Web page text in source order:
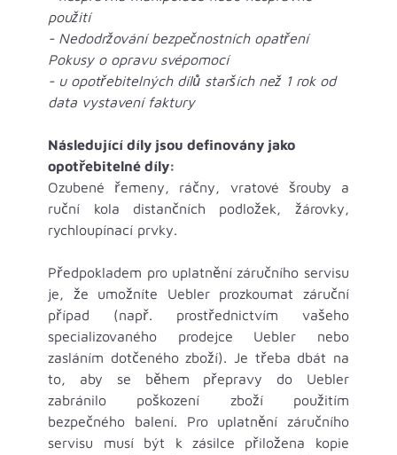
použití
- Nedodržování bezpečnostních opatření
Pokusy o opravu svépomocí
- u opotřebitelných dílů starších než 1 rok od
data vystavení faktury
Následující díly jsou definovány jako
opotřebitelné díly:
Ozubené řemeny, ráčny, vratové šrouby a
ruční kola distančních podložek, žárovky,
rychloupínací prvky.
Předpokladem pro uplatnění záručního servisu
je, že umožníte Uebler prozkoumat záruční
případ (např. prostřednictvím vašeho
specializovaného prodejce Uebler nebo
zasláním dotčeného zboží). Je třeba dbát na
to, aby se během přepravy do Uebler
zabránilo poškození zboží použitím
bezpečného balení. Pro uplatnění záručního
servisu musí být k zásilce přiložena kopie